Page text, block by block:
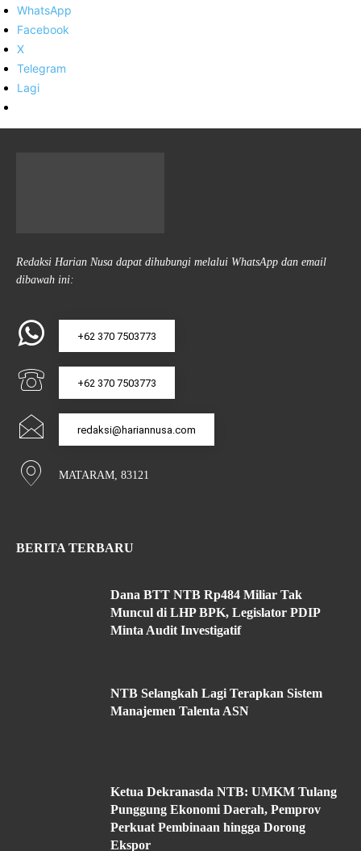
WhatsApp
Facebook
X
Telegram
Lagi
Redaksi Harian Nusa dapat dihubungi melalui WhatsApp dan email
dibawah ini:
+62 370 7503773
+62 370 7503773
redaksi@hariannusa.com
MATARAM, 83121
BERITA TERBARU
Dana BTT NTB Rp484 Miliar Tak
Muncul di LHP BPK, Legislator PDIP
Minta Audit Investigatif
NTB Selangkah Lagi Terapkan Sistem
Manajemen Talenta ASN
Ketua Dekranasda NTB: UMKM Tulang
Punggung Ekonomi Daerah, Pemprov
Perkuat Pembinaan hingga Dorong
Ekspor